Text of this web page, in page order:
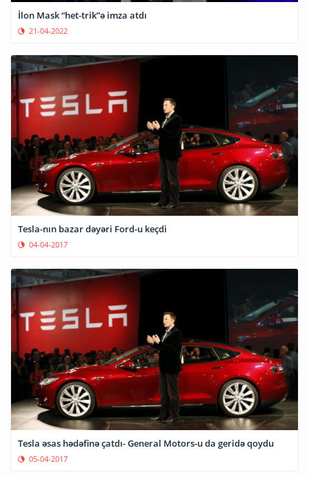
İlon Mask “het-trik”ə imza atdı
21-04-2022
Tesla-nın bazar dəyəri Ford-u keçdi
04-04-2017
Tesla əsas hədəfinə çatdı- General Motors-u da geridə qoydu
05-04-2017